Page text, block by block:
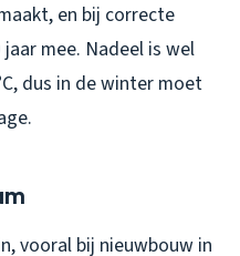
en bij correcte
mee. Nadeel is wel
dus in de winter moet
vooral bij nieuwbouw in